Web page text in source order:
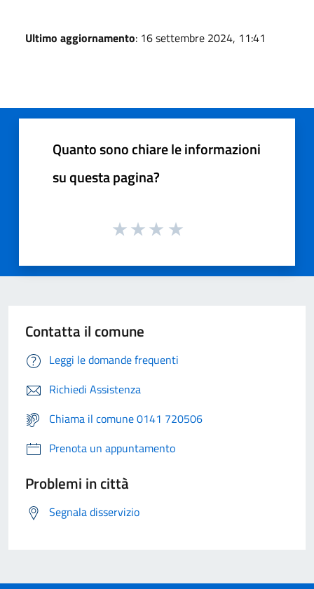
Ultimo aggiornamento: 16 settembre 2024, 11:41
Quanto sono chiare le informazioni
su questa pagina?
Contatta il comune
Leggi le domande frequenti
Richiedi Assistenza
Chiama il comune 0141 720506
Prenota un appuntamento
Problemi in città
Segnala disservizio